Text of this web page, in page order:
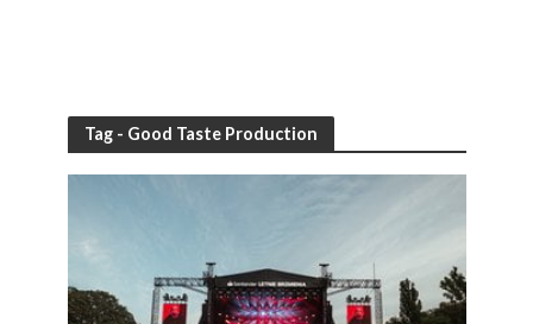
Tag - Good Taste Production